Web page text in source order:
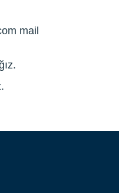
mail